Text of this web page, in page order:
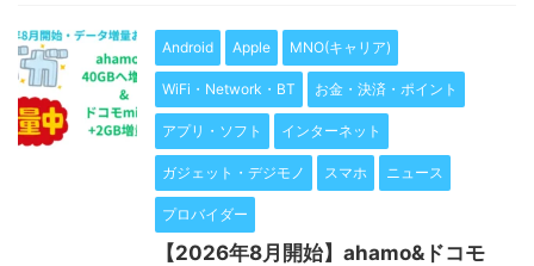
Android Apple MNO(キャリア)
WiFi・Network・BT お金・決済・ポイント
アプリ・ソフト インターネット
ガジェット・デジモノ スマホ ニュース
プロバイダー
【2026年8月開始】ahamo&ドコモ